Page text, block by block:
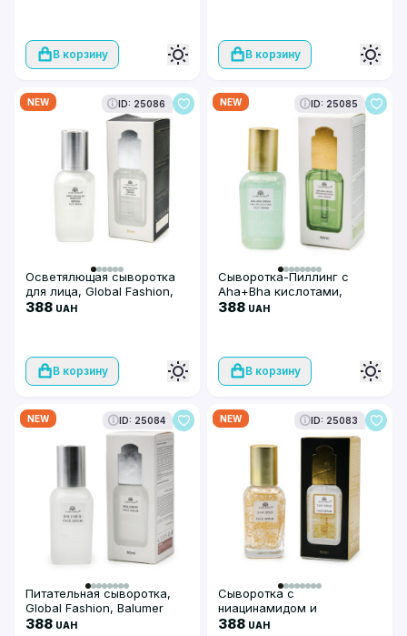
В корзину В корзину
NEW ID: 25086
Осветялющая сыворотка
для лица, Global Fashion,
Dark Knuckles Remover
388 UAH
В корзину
NEW ID: 25085
Сыворотка-Пиллинг с
Aha+Bha кислотами,
Global Fashion, Aha+Bha
388 UAH
В корзину
NEW ID: 25084
Питательная сыворотка,
Global Fashion, Balumer
Face Serum, 50ml
388 UAH
NEW ID: 25083
Сыворотка с
ниацинамидом и
гиалуроновой кислотой,
388 UAH